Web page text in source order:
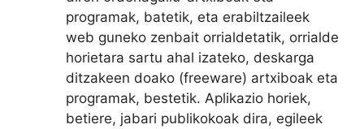
programak, batetik, eta erabiltzaileek
web guneko zenbait orrialdetatik, orrialde
horietara sartu ahal izateko, deskarga
ditzakeen doako (freeware) artxiboak eta
programak, bestetik. Aplikazio horiek,
betiere, jabari publikokoak dira, egileek